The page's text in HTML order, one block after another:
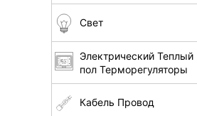
Свет
Электрический Теплый
пол Терморегуляторы
Кабель Провод